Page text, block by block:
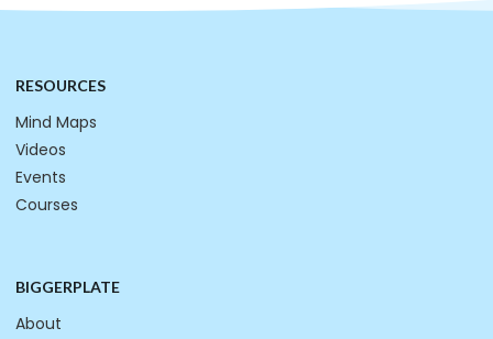
RESOURCES
Mind Maps
Videos
Events
Courses
BIGGERPLATE
About